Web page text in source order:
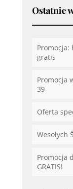
Ostatnie
gratis
Promocja
39
Oferta
Wesołych
Promocja
GRATIS!